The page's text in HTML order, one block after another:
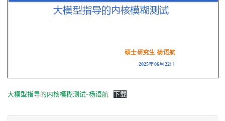
大模型指导的内核模糊测试-杨语航 下载